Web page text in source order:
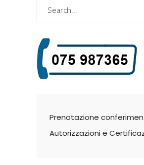
Prenotazione
Autorizzazioni e